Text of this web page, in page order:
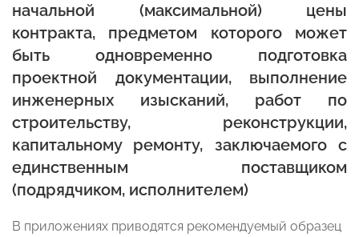
начальной (максимальной) цены
контракта, предметом которого может
быть одновременно подготовка
проектной документации, выполнение
инженерных изысканий, работ по
строительству, реконструкции,
капитальному ремонту, заключаемого с
единственным поставщиком
(подрядчиком, исполнителем)
В приложениях приводятся рекомендуемый образец